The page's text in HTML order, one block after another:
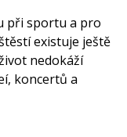
při sportu a pro
existuje ještě
nedokáží
koncertů a